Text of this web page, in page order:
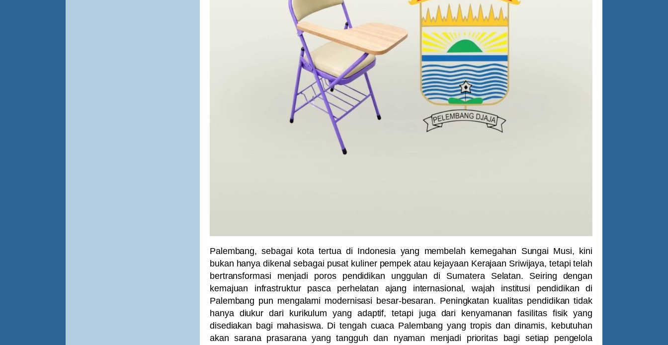
Palembang, sebagai kota tertua di Indonesia yang membelah kemegahan Sungai Musi, kini
bukan hanya dikenal sebagai pusat kuliner pempek atau kejayaan Kerajaan Sriwijaya, tetapi telah
bertransformasi menjadi poros pendidikan unggulan di Sumatera Selatan. Seiring dengan
kemajuan infrastruktur pasca perhelatan ajang internasional, wajah institusi pendidikan di
Palembang pun mengalami modernisasi besar-besaran. Peningkatan kualitas pendidikan tidak
hanya diukur dari kurikulum yang adaptif, tetapi juga dari kenyamanan fasilitas fisik yang
disediakan bagi mahasiswa. Di tengah cuaca Palembang yang tropis dan dinamis, kebutuhan
akan sarana prasarana yang tangguh dan nyaman menjadi prioritas bagi setiap pengelola